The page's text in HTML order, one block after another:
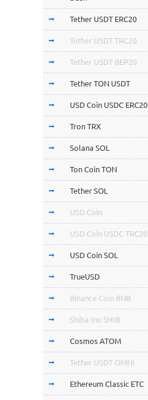
Tether USDT ERC20
Tether USDT TRC20
Tether USDT BEP20
Tether TON USDT
USD Coin USDC ERC20
Tron TRX
Solana SOL
Ton Coin TON
Tether SOL
USD Coin
USD Coin USDC TRC20
USD Coin SOL
TrueUSD
Binance Coin BNB
Shiba Inu SHIB
Cosmos ATOM
Tether USDT OMNI
Ethereum Classic ETC